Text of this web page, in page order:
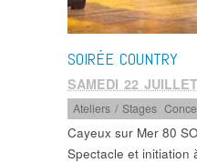
SOIRÉE COUNTRY
SAMEDI 22
Ateliers / Stages ,
Cayeux sur Mer 80
Spectacle et initiation